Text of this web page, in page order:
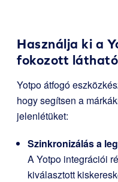
Használja ki a
fokozott
Yotpo átfogó
hogy segítsen a
jelenlétüket:
Szinkronizálás a
A Yotpo integrációi
kiválasztott